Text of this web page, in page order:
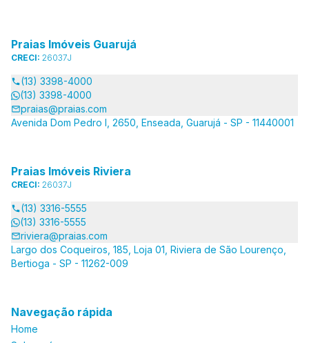
Praias Imóveis Guarujá
CRECI: 26037J
(13) 3398-4000
(13) 3398-4000
praias@praias.com
Avenida Dom Pedro I, 2650, Enseada, Guarujá - SP - 11440001
Praias Imóveis Riviera
CRECI: 26037J
(13) 3316-5555
(13) 3316-5555
riviera@praias.com
Largo dos Coqueiros, 185, Loja 01, Riviera de São Lourenço,
Bertioga - SP - 11262-009
Navegação rápida
Home